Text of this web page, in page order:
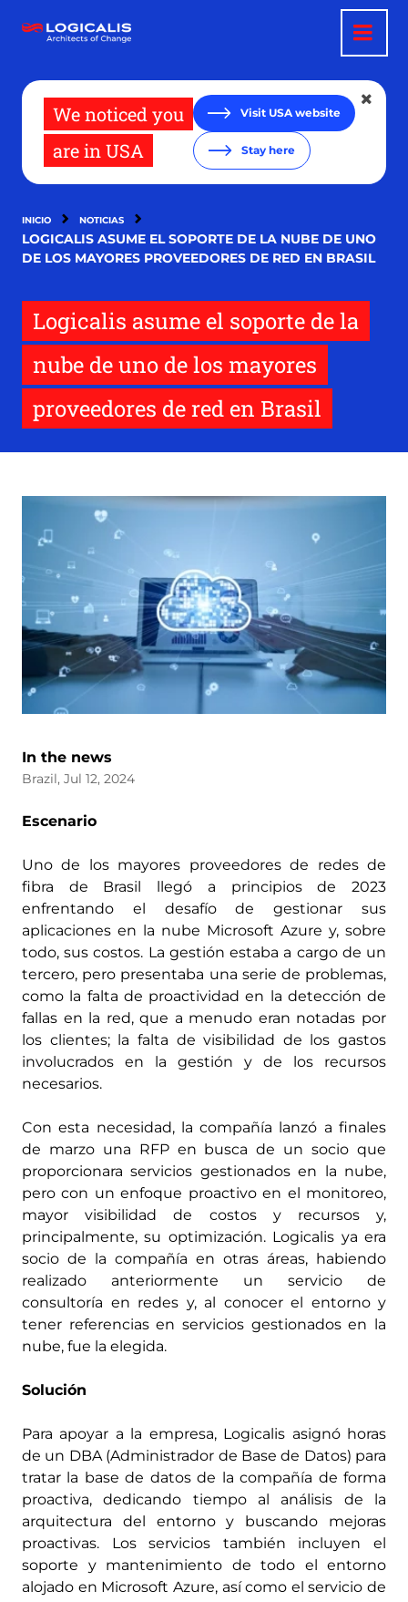
contenido
We noticed you
are in USA
Visit USA website
Stay here
INICIO NOTICIAS
LOGICALIS ASUME EL SOPORTE DE LA NUBE DE UNO
DE LOS MAYORES PROVEEDORES DE RED EN BRASIL
Logicalis asume el soporte de la
nube de uno de los mayores
proveedores de red en Brasil
In the news
Brazil, Jul 12, 2024
Escenario
Uno de los mayores proveedores de redes de
fibra de Brasil llegó a principios de 2023
enfrentando el desafío de gestionar sus
aplicaciones en la nube Microsoft Azure y, sobre
todo, sus costos. La gestión estaba a cargo de un
tercero, pero presentaba una serie de problemas,
como la falta de proactividad en la detección de
fallas en la red, que a menudo eran notadas por
los clientes; la falta de visibilidad de los gastos
involucrados en la gestión y de los recursos
necesarios.
Con esta necesidad, la compañía lanzó a finales
de marzo una RFP en busca de un socio que
proporcionara servicios gestionados en la nube,
pero con un enfoque proactivo en el monitoreo,
mayor visibilidad de costos y recursos y,
principalmente, su optimización. Logicalis ya era
socio de la compañía en otras áreas, habiendo
realizado anteriormente un servicio de
consultoría en redes y, al conocer el entorno y
tener referencias en servicios gestionados en la
nube, fue la elegida.
Solución
Para apoyar a la empresa, Logicalis asignó horas
de un DBA (Administrador de Base de Datos) para
tratar la base de datos de la compañía de forma
proactiva, dedicando tiempo al análisis de la
arquitectura del entorno y buscando mejoras
proactivas. Los servicios también incluyen el
soporte y mantenimiento de todo el entorno
alojado en Microsoft Azure, así como el servicio de